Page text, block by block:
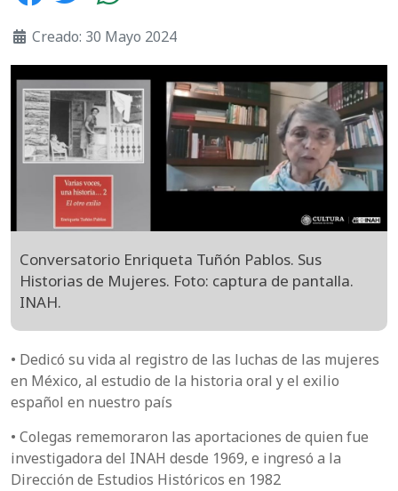
Creado: 30 Mayo 2024
Conversatorio Enriqueta Tuñón Pablos. Sus
Historias de Mujeres. Foto: captura de pantalla.
INAH.
• Dedicó su vida al registro de las luchas de las mujeres
en México, al estudio de la historia oral y el exilio
español en nuestro país
• Colegas rememoraron las aportaciones de quien fue
investigadora del INAH desde 1969, e ingresó a la
Dirección de Estudios Históricos en 1982